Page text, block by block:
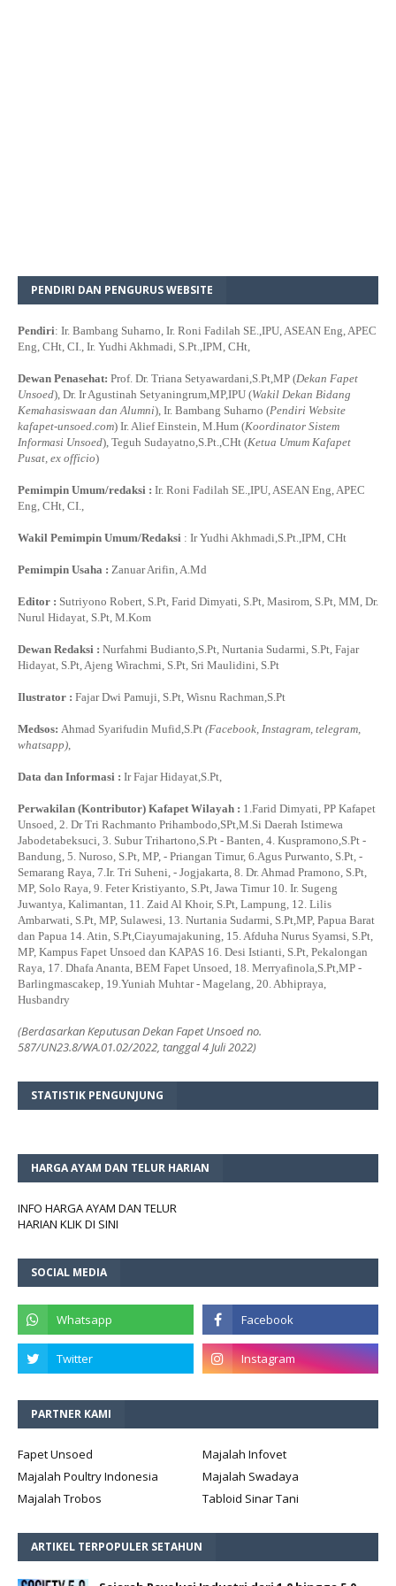
PENDIRI DAN PENGURUS WEBSITE
Pendiri: Ir. Bambang Suharno, Ir. Roni Fadilah SE.,IPU, ASEAN Eng, APEC
Eng, CHt, CI., Ir. Yudhi Akhmadi, S.Pt.,IPM, CHt,
Dewan Penasehat: Prof. Dr. Triana Setyawardani,S.Pt,MP (Dekan Fapet
Unsoed), Dr. Ir Agustinah Setyaningrum,MP,IPU (Wakil Dekan Bidang
Kemahasiswaan dan Alumni), Ir. Bambang Suharno (Pendiri Website
kafapet-unsoed.com) Ir. Alief Einstein, M.Hum (Koordinator Sistem
Informasi Unsoed), Teguh Sudayatno,S.Pt.,CHt (Ketua Umum Kafapet
Pusat, ex officio)
Pemimpin Umum/redaksi : Ir. Roni Fadilah SE.,IPU, ASEAN Eng, APEC
Eng, CHt, CI.,
Wakil Pemimpin Umum/Redaksi : Ir Yudhi Akhmadi,S.Pt.,IPM, CHt
Pemimpin Usaha : Zanuar Arifin, A.Md
Editor : Sutriyono Robert, S.Pt, Farid Dimyati, S.Pt, Masirom, S.Pt, MM, Dr.
Nurul Hidayat, S.Pt, M.Kom
Dewan Redaksi : Nurfahmi Budianto,S.Pt, Nurtania Sudarmi, S.Pt, Fajar
Hidayat, S.Pt, Ajeng Wirachmi, S.Pt, Sri Maulidini, S.Pt
Ilustrator : Fajar Dwi Pamuji, S.Pt, Wisnu Rachman,S.Pt
Medsos: Ahmad Syarifudin Mufid,S.Pt (Facebook, Instagram, telegram,
whatsapp),
Data dan Informasi : Ir Fajar Hidayat,S.Pt,
Perwakilan (Kontributor) Kafapet Wilayah : 1.Farid Dimyati, PP Kafapet
Unsoed, 2. Dr Tri Rachmanto Prihambodo,SPt,M.Si Daerah Istimewa
Jabodetabeksuci, 3. Subur Trihartono,S.Pt - Banten, 4. Kuspramono,S.Pt -
Bandung, 5. Nuroso, S.Pt, MP, - Priangan Timur, 6.Agus Purwanto, S.Pt, -
Semarang Raya, 7.Ir. Tri Suheni, - Jogjakarta, 8. Dr. Ahmad Pramono, S.Pt,
MP, Solo Raya, 9. Feter Kristiyanto, S.Pt, Jawa Timur 10. Ir. Sugeng
Juwantya, Kalimantan, 11. Zaid Al Khoir, S.Pt, Lampung, 12. Lilis
Ambarwati, S.Pt, MP, Sulawesi, 13. Nurtania Sudarmi, S.Pt,MP, Papua Barat
dan Papua 14. Atin, S.Pt,Ciayumajakuning, 15. Afduha Nurus Syamsi, S.Pt,
MP, Kampus Fapet Unsoed dan KAPAS 16. Desi Istianti, S.Pt, Pekalongan
Raya, 17. Dhafa Ananta, BEM Fapet Unsoed, 18. Merryafinola,S.Pt,MP -
Barlingmascakep, 19.Yuniah Muhtar - Magelang, 20. Abhipraya,
Husbandry
(Berdasarkan Keputusan Dekan Fapet Unsoed no.
587/UN23.8/WA.01.02/2022, tanggal 4 Juli 2022)
STATISTIK PENGUNJUNG
HARGA AYAM DAN TELUR HARIAN
INFO HARGA AYAM DAN TELUR
HARIAN KLIK DI SINI
SOCIAL MEDIA
PARTNER KAMI
Fapet Unsoed
Majalah Infovet
Majalah Poultry Indonesia
Majalah Swadaya
Majalah Trobos
Tabloid Sinar Tani
ARTIKEL TERPOPULER SETAHUN